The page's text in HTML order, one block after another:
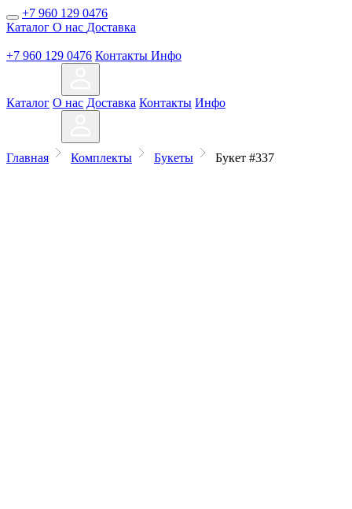
+7 960 129 0476
Каталог О нас Доставка
+7 960 129 0476 Контакты Инфо
Каталог О нас Доставка Контакты Инфо
Главная Комплекты Букеты Букет #337